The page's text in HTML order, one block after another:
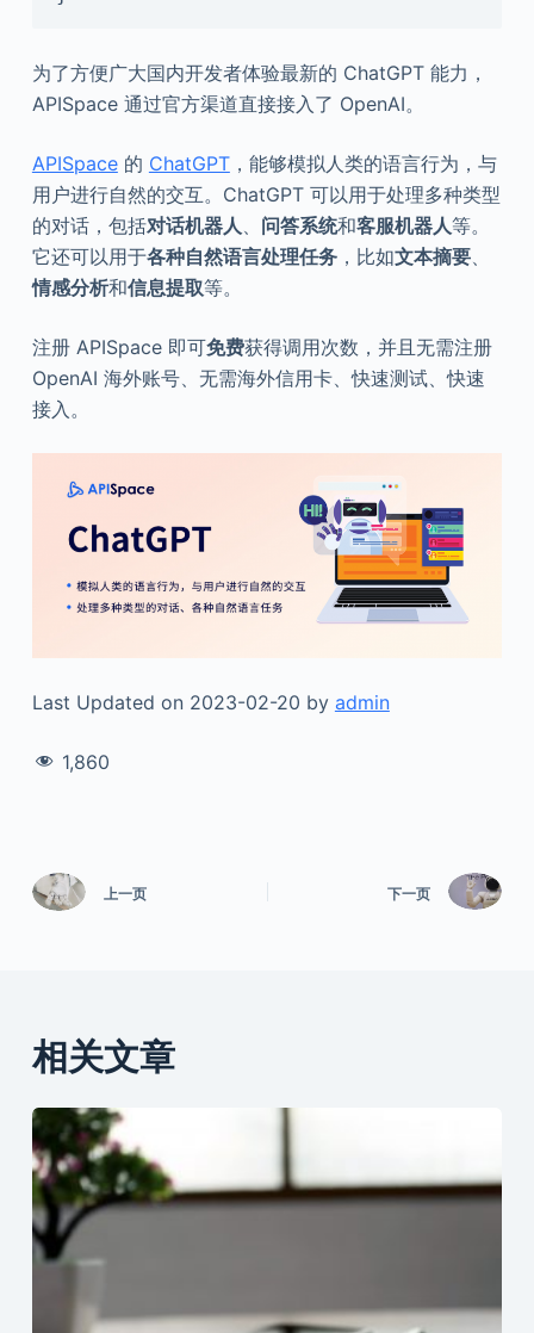
为了方便广大国内开发者体验最新的 ChatGPT 能力，
APISpace 通过官方渠道直接接入了 OpenAI。
APISpace的 ChatGPT，能够模拟人类的语言行为，与
用户进行自然的交互。ChatGPT 可以用于处理多种类型
的对话，包括对话机器人 问答系统和客服机器人等。
它还可以用于各种自然语言处理任务，比如文本摘要、
情感分析和信息提取等。
注册 APISpace 即可免费获得调用次数，并且无需注册
OpenAI 海外账号、无需海外信用卡、快速测试、快速
接入。
Last Updated on 2023-02-20 by admin
1,860
上一页 下一页
相关文章